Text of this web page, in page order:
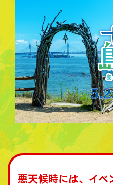
悪天候時には、イベ